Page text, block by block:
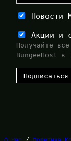
Новости
Акции и
Получайте
BungeeHost в